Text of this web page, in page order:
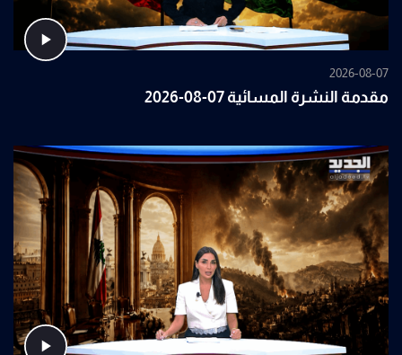
2026-08-07
مقدمة النشرة المسائية 07-08-2026